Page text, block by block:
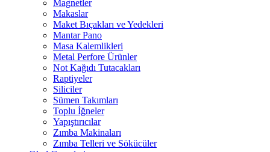
Magnetler
Makaslar
Maket Bıçakları ve Yedekleri
Mantar Pano
Masa Kalemlikleri
Metal Perfore Ürünler
Not Kağıdı Tutacakları
Raptiyeler
Siliciler
Sümen Takımları
Toplu İğneler
Yapıştırıcılar
Zımba Makinaları
Zımba Telleri ve Sökücüler